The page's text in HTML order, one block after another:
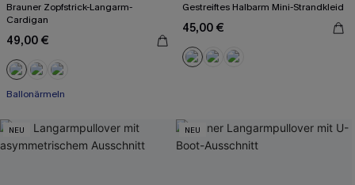
Brauner Zopfstrick-Langarm-
Cardigan
49,00 €
Ballonärmeln
Gestreiftes Halbarm Mini-Strandkleid
45,00 €
NEU NEU